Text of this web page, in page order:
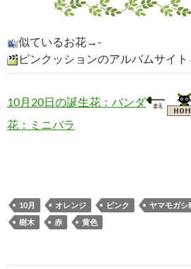
似ているお花→-
ピンクッションのアルバムサイ
10月20日の誕生花：バンダ
花：ミニバラ
10月 オレンジ ピンク ヤマモガシ
樹木
赤 黄色